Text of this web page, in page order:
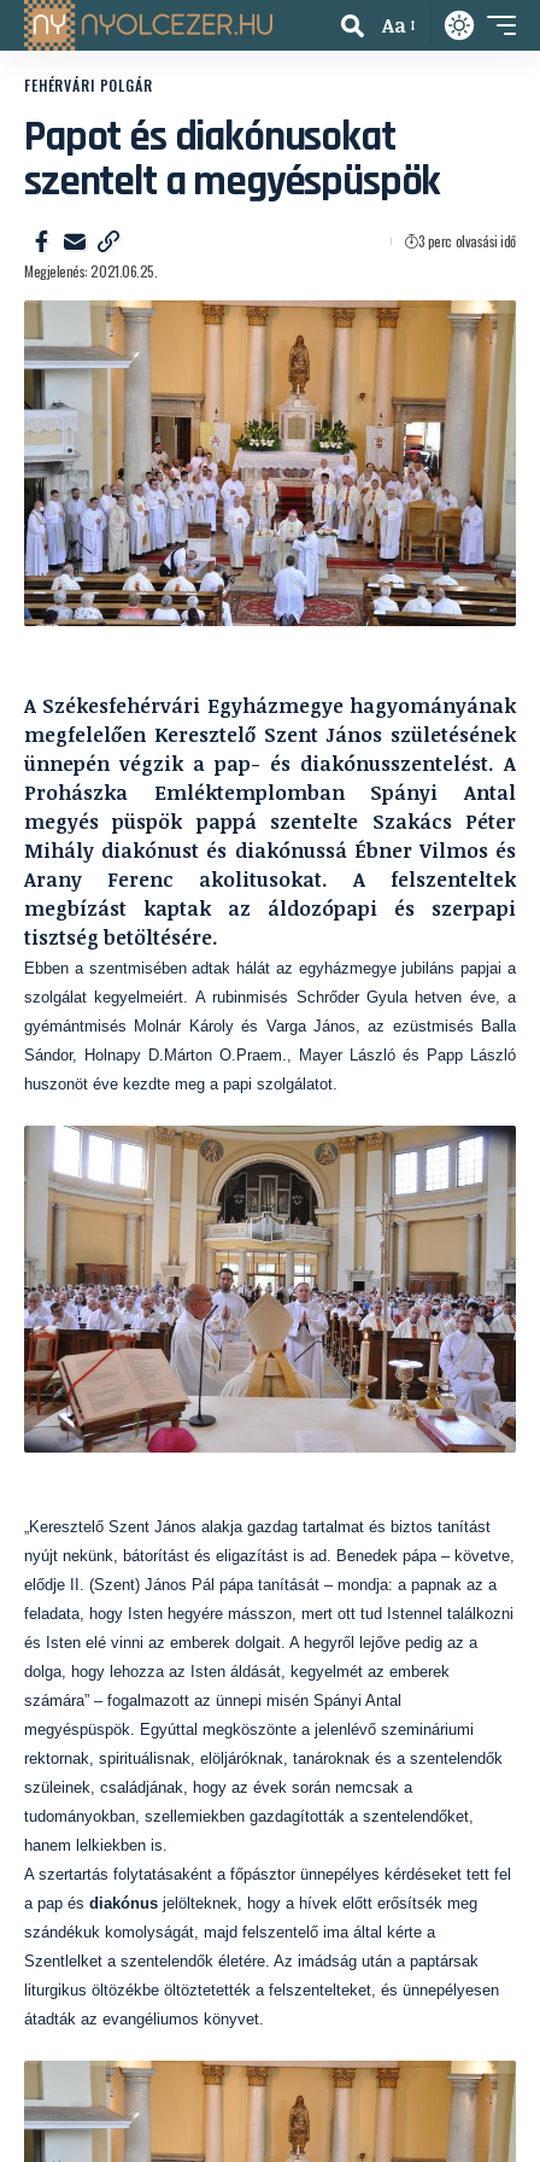
Aa
FEHÉRVÁRI POLGÁR
Papot és diakónusokat
szentelt a megyéspüspök
Megjelenés: 2021.06.25.
3 perc olvasási idő
A Székesfehérvári Egyházmegye hagyományának
megfelelően Keresztelő Szent János születésének
ünnepén végzik a pap- és diakónusszentelést. A
Prohászka Emléktemplomban Spányi Antal
megyés püspök pappá szentelte Szakács Péter
Mihály diakónust és diakónussá Ébner Vilmos és
Arany Ferenc akolitusokat. A felszenteltek
megbízást kaptak az áldozópapi és szerpapi
tisztség betöltésére.
Ebben a szentmisében adtak hálát az egyházmegye jubiláns papjai a
szolgálat kegyelmeiért. A rubinmisés Schrőder Gyula hetven éve, a
gyémántmisés Molnár Károly és Varga János, az ezüstmisés Balla
Sándor, Holnapy D.Márton O.Praem., Mayer László és Papp László
huszonöt éve kezdte meg a papi szolgálatot.
„Keresztelő Szent János alakja gazdag tartalmat és biztos tanítást
nyújt nekünk, bátorítást és eligazítást is ad. Benedek pápa – követve,
elődje II. (Szent) János Pál pápa tanítását – mondja: a papnak az a
feladata, hogy Isten hegyére másszon, mert ott tud Istennel találkozni
és Isten elé vinni az emberek dolgait. A hegyről lejőve pedig az a
dolga, hogy lehozza az Isten áldását, kegyelmét az emberek
számára” – fogalmazott az ünnepi misén Spányi Antal
megyéspüspök. Egyúttal megköszönte a jelenlévő szemináriumi
rektornak, spirituálisnak, elöljáróknak, tanároknak és a szentelendők
szüleinek, családjának, hogy az évek során nemcsak a
tudományokban, szellemiekben gazdagították a szentelendőket,
hanem lelkiekben is.
A szertartás folytatásaként a főpásztor ünnepélyes kérdéseket tett fel
a pap és diakónus jelölteknek, hogy a hívek előtt erősítsék meg
szándékuk komolyságát, majd felszentelő ima által kérte a
Szentlelket a szentelendők életére. Az imádság után a paptársak
liturgikus öltözékbe öltöztetették a felszentelteket, és ünnepélyesen
átadták az evangéliumos könyvet.